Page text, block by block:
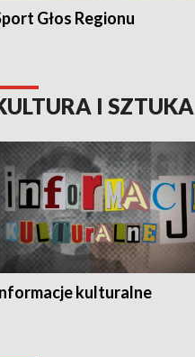
Głos Regionu
I SZTUKA
kulturalne